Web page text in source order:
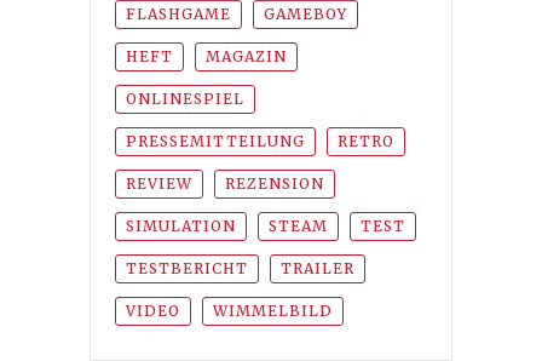
FLASHGAME GAMEBOY
HEFT MAGAZIN
ONLINESPIEL
PRESSEMITTEILUNG RETRO
REVIEW REZENSION
SIMULATION STEAM TEST
TESTBERICHT TRAILER
VIDEO WIMMELBILD